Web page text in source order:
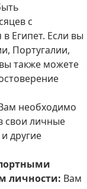
с
Египет. Если вы
Португалии,
также можете
необходимо
свои личные
другие
личности: Вам